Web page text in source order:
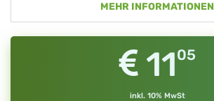
MEHR INFORMATIONEN
1105
inkl. 10% MwSt